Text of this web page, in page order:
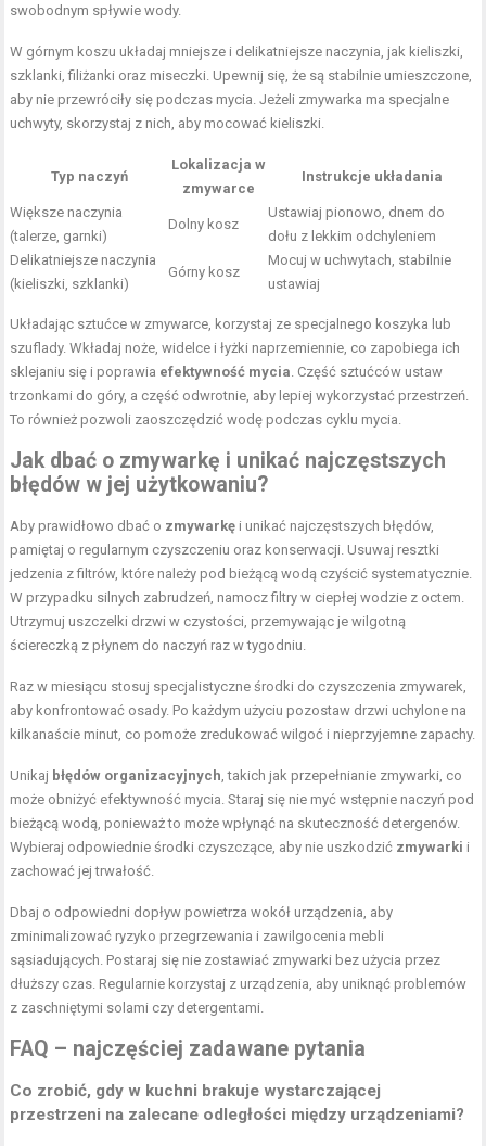
swobodnym spływie wody.
W górnym koszu układaj mniejsze i delikatniejsze naczynia, jak kieliszki,
szklanki, filiżanki oraz miseczki. Upewnij się, że są stabilnie umieszczone,
aby nie przewróciły się podczas mycia. Jeżeli zmywarka ma specjalne
uchwyty, skorzystaj z nich, aby mocować kieliszki.
Typ naczyń
Lokalizacja w
zmywarce
Instrukcje układania
Większe naczynia
(talerze, garnki)
Dolny kosz
Ustawiaj pionowo, dnem do
dołu z lekkim odchyleniem
Delikatniejsze naczynia
(kieliszki, szklanki)
Górny kosz
Mocuj w uchwytach, stabilnie
ustawiaj
Układając sztućce w zmywarce, korzystaj ze specjalnego koszyka lub
szuflady. Wkładaj noże, widelce i łyżki naprzemiennie, co zapobiega ich
sklejaniu się i poprawia efektywność mycia. Część sztućców ustaw
trzonkami do góry, a część odwrotnie, aby lepiej wykorzystać przestrzeń.
To również pozwoli zaoszczędzić wodę podczas cyklu mycia.
Jak dbać o zmywarkę i unikać najczęstszych
błędów w jej użytkowaniu?
Aby prawidłowo dbać o zmywarkę i unikać najczęstszych błędów,
pamiętaj o regularnym czyszczeniu oraz konserwacji. Usuwaj resztki
jedzenia z filtrów, które należy pod bieżącą wodą czyścić systematycznie.
W przypadku silnych zabrudzeń, namocz filtry w ciepłej wodzie z octem.
Utrzymuj uszczelki drzwi w czystości, przemywając je wilgotną
ściereczką z płynem do naczyń raz w tygodniu.
Raz w miesiącu stosuj specjalistyczne środki do czyszczenia zmywarek,
aby konfrontować osady. Po każdym użyciu pozostaw drzwi uchylone na
kilkanaście minut, co pomoże zredukować wilgoć i nieprzyjemne zapachy.
Unikaj błędów organizacyjnych, takich jak przepełnianie zmywarki, co
może obniżyć efektywność mycia. Staraj się nie myć wstępnie naczyń pod
bieżącą wodą, ponieważ to może wpłynąć na skuteczność detergenów.
Wybieraj odpowiednie środki czyszczące, aby nie uszkodzić zmywarki i
zachować jej trwałość.
Dbaj o odpowiedni dopływ powietrza wokół urządzenia, aby
zminimalizować ryzyko przegrzewania i zawilgocenia mebli
sąsiadujących. Postaraj się nie zostawiać zmywarki bez użycia przez
dłuższy czas. Regularnie korzystaj z urządzenia, aby uniknąć problemów
z zaschniętymi solami czy detergentami.
FAQ – najczęściej zadawane pytania
Co zrobić, gdy w kuchni brakuje wystarczającej
przestrzeni na zalecane odległości między urządzeniami?